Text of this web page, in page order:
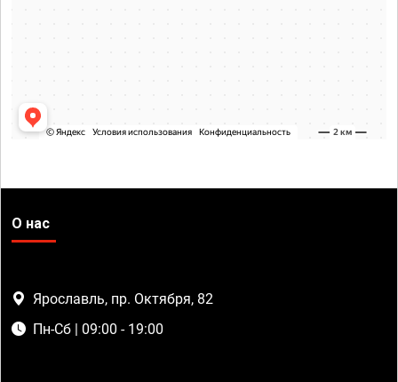
О нас
Ярославль, пр. Октября, 82
Пн-Сб | 09:00 - 19:00